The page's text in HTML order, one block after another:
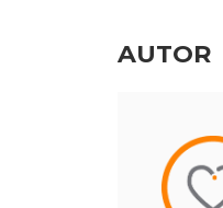
AUTOR